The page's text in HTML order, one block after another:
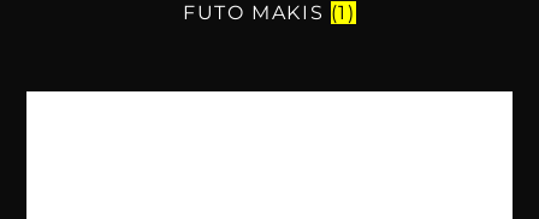
FUTO MAKIS (1)